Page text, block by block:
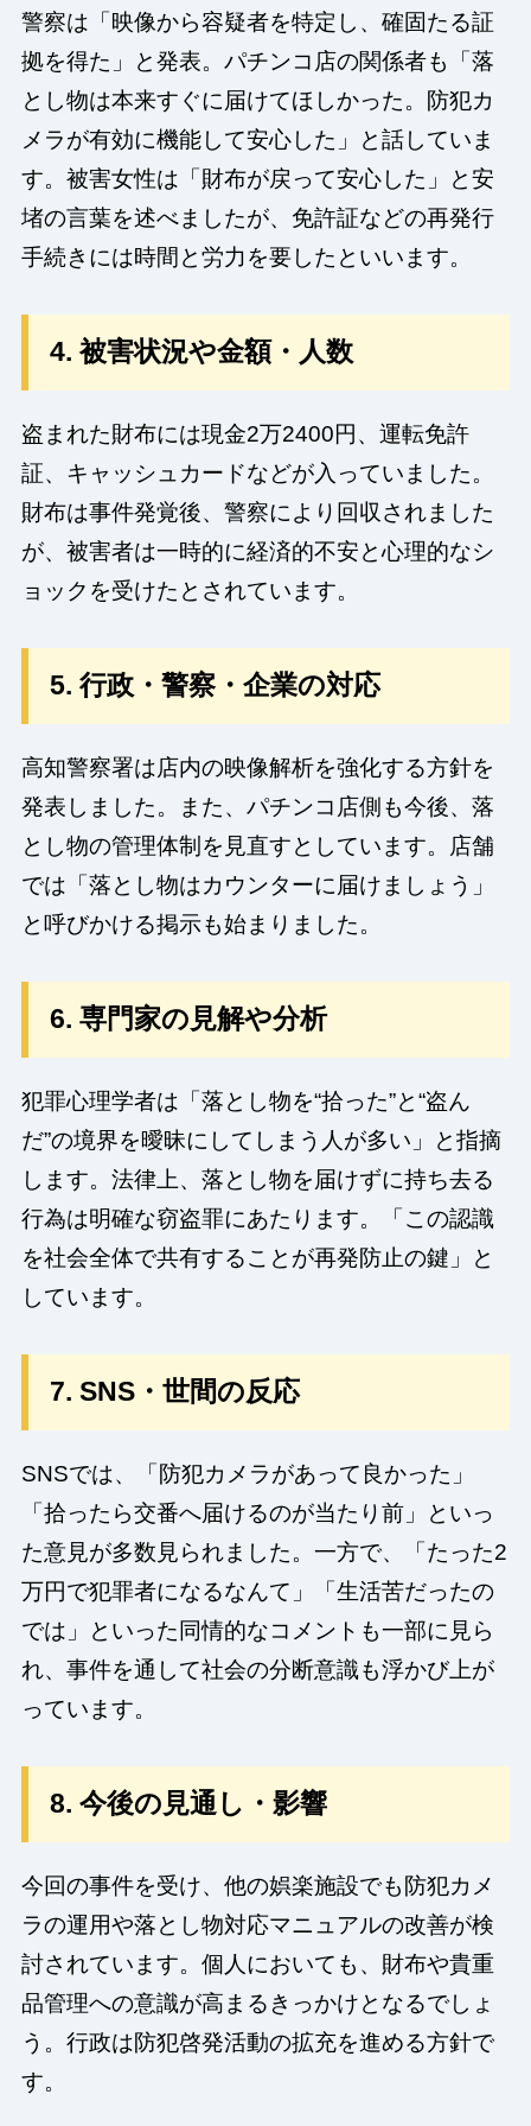
警察は「映像から容疑者を特定し、確固たる証
拠を得た」と発表。パチンコ店の関係者も「落
とし物は本来すぐに届けてほしかった。防犯カ
メラが有効に機能して安心した」と話していま
す。被害女性は「財布が戻って安心した」と安
堵の言葉を述べましたが、免許証などの再発行
手続きには時間と労力を要したといいます。
4. 被害状況や金額・人数
盗まれた財布には現金2万2400円、運転免許
証、キャッシュカードなどが入っていました。
財布は事件発覚後、警察により回収されました
が、被害者は一時的に経済的不安と心理的なシ
ョックを受けたとされています。
5. 行政・警察・企業の対応
高知警察署は店内の映像解析を強化する方針を
発表しました。また、パチンコ店側も今後、落
とし物の管理体制を見直すとしています。店舗
では「落とし物はカウンターに届けましょう」
と呼びかける掲示も始まりました。
6. 専門家の見解や分析
犯罪心理学者は「落とし物を“拾った”と“盗ん
だ”の境界を曖昧にしてしまう人が多い」と指摘
します。法律上、落とし物を届けずに持ち去る
行為は明確な窃盗罪にあたります。「この認識
を社会全体で共有することが再発防止の鍵」と
しています。
7. SNS・世間の反応
SNSでは、「防犯カメラがあって良かった」
「拾ったら交番へ届けるのが当たり前」といっ
た意見が多数見られました。一方で、「たった2
万円で犯罪者になるなんて」「生活苦だったの
では」といった同情的なコメントも一部に見ら
れ、事件を通して社会の分断意識も浮かび上が
っています。
8. 今後の見通し・影響
今回の事件を受け、他の娯楽施設でも防犯カメ
ラの運用や落とし物対応マニュアルの改善が検
討されています。個人においても、財布や貴重
品管理への意識が高まるきっかけとなるでしょ
う。行政は防犯啓発活動の拡充を進める方針で
す。